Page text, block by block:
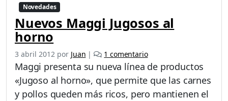
Novedades
Nuevos Maggi Jugosos al
horno
3 abril 2012 por Juan | 1 comentarioe
n
u
e
Maggi presenta su nueva línea de productos
«Jugoso al horno», que permite que las carnes
y pollos queden más ricos, pero mantienen el